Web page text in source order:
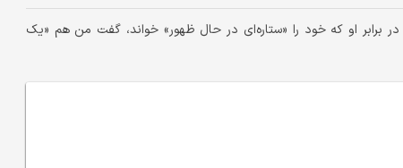
برابر او که خود را «ستاره‌ای در حال ظهور» خواند، گفت من هم «یک